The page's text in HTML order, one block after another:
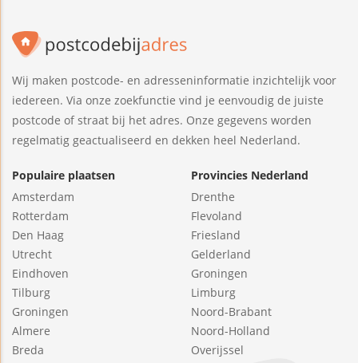
Wij maken postcode- en adresseninformatie inzichtelijk voor
iedereen. Via onze zoekfunctie vind je eenvoudig de juiste
postcode of straat bij het adres. Onze gegevens worden
regelmatig geactualiseerd en dekken heel Nederland.
Populaire plaatsen
Amsterdam
Rotterdam
Den Haag
Utrecht
Eindhoven
Tilburg
Groningen
Almere
Breda
Provincies Nederland
Drenthe
Flevoland
Friesland
Gelderland
Groningen
Limburg
Noord-Brabant
Noord-Holland
Overijssel